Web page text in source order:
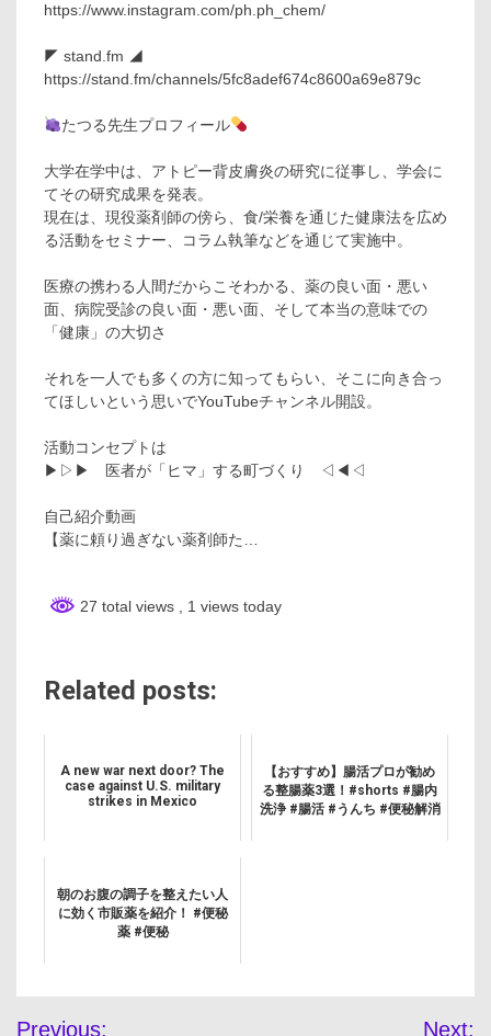
https://www.instagram.com/ph.ph_chem/
◤ stand.fm ◢
https://stand.fm/channels/5fc8adef674c8600a69e879c
たつる先生プロフィール
大学在学中は、アトピー背皮膚炎の研究に従事し、学会に
てその研究成果を発表。
現在は、現役薬剤師の傍ら、食/栄養を通じた健康法を広め
る活動をセミナー、コラム執筆などを通じて実施中。
医療の携わる人間だからこそわかる、薬の良い面・悪い
面、病院受診の良い面・悪い面、そして本当の意味での
「健康」の大切さ
それを一人でも多くの方に知ってもらい、そこに向き合っ
てほしいという思いでYouTubeチャンネル開設。
活動コンセプトは
▶▷▶ 医者が「ヒマ」する町づくり ◁◀◁
自己紹介動画
【薬に頼り過ぎない薬剤師た…
27 total views , 1 views today
Related posts:
A new war next door? The
case against U.S. military
strikes in Mexico
【おすすめ】腸活プロが勧め
る整腸薬3選！#shorts #腸内
洗浄 #腸活 #うんち #便秘解消
朝のお腹の調子を整えたい人
に効く市販薬を紹介！ #便秘
薬 #便秘
投
Previous: Next: